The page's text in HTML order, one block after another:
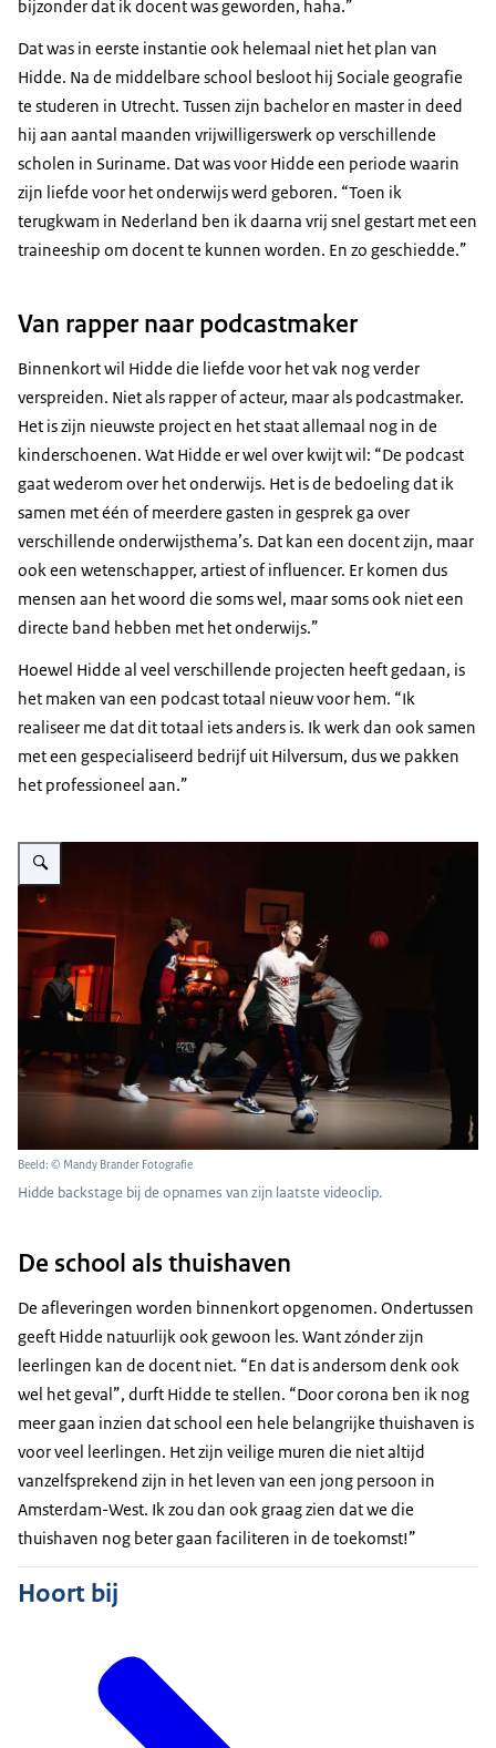
bijzonder dat ik docent was geworden, haha.”
Dat was in eerste instantie ook helemaal niet het plan van
Hidde. Na de middelbare school besloot hij Sociale geografie
te studeren in Utrecht. Tussen zijn bachelor en master in deed
hij aan aantal maanden vrijwilligerswerk op verschillende
scholen in Suriname. Dat was voor Hidde een periode waarin
zijn liefde voor het onderwijs werd geboren. “Toen ik
terugkwam in Nederland ben ik daarna vrij snel gestart met een
traineeship om docent te kunnen worden. En zo geschiedde.”
Van rapper naar podcastmaker
Binnenkort wil Hidde die liefde voor het vak nog verder
verspreiden. Niet als rapper of acteur, maar als podcastmaker.
Het is zijn nieuwste project en het staat allemaal nog in de
kinderschoenen. Wat Hidde er wel over kwijt wil: “De podcast
gaat wederom over het onderwijs. Het is de bedoeling dat ik
samen met één of meerdere gasten in gesprek ga over
verschillende onderwijsthema’s. Dat kan een docent zijn, maar
ook een wetenschapper, artiest of influencer. Er komen dus
mensen aan het woord die soms wel, maar soms ook niet een
directe band hebben met het onderwijs.”
Hoewel Hidde al veel verschillende projecten heeft gedaan, is
het maken van een podcast totaal nieuw voor hem. “Ik
realiseer me dat dit totaal iets anders is. Ik werk dan ook samen
met een gespecialiseerd bedrijf uit Hilversum, dus we pakken
het professioneel aan.”
Vergroot afbeelding Hidde backstage bij opnames van zijn videoclip
Beeld: © Mandy Brander Fotografie
Hidde backstage bij de opnames van zijn laatste videoclip.
De school als thuishaven
De afleveringen worden binnenkort opgenomen. Ondertussen
geeft Hidde natuurlijk ook gewoon les. Want zónder zijn
leerlingen kan de docent niet. “En dat is andersom denk ook
wel het geval”, durft Hidde te stellen. “Door corona ben ik nog
meer gaan inzien dat school een hele belangrijke thuishaven is
voor veel leerlingen. Het zijn veilige muren die niet altijd
vanzelfsprekend zijn in het leven van een jong persoon in
Amsterdam-West. Ik zou dan ook graag zien dat we die
thuishaven nog beter gaan faciliteren in de toekomst!”
Hoort bij